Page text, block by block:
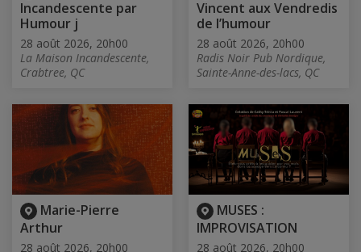
Incandescente par
Humour j
28 août 2026, 20h00
La Maison Incandescente,
Crabtree, QC
Vincent aux Vendredis
de l’humour
28 août 2026, 20h00
Radis Noir Pub Nordique,
Sainte-Anne-des-lacs, QC
Marie-Pierre
Arthur
28 août 2026, 20h00
MUSES :
IMPROVISATION
28 août 2026, 20h00